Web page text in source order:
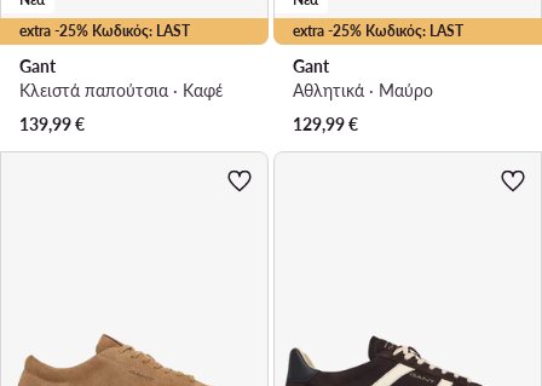
extra -25% Κωδικός: LAST
Gant
Κλειστά παπούτσια · Καφέ
139,99€
extra -25% Κωδικός: LAST
Gant
Αθλητικά · Μαύρο
129,99€